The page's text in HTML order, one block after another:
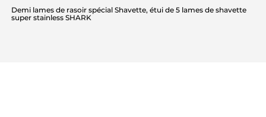
Demi lames de rasoir spécial Shavette, étui de 5 lames de shavette
super stainless SHARK